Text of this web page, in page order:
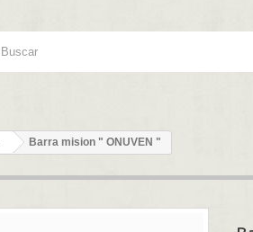
Barra mision " ONUVEN "